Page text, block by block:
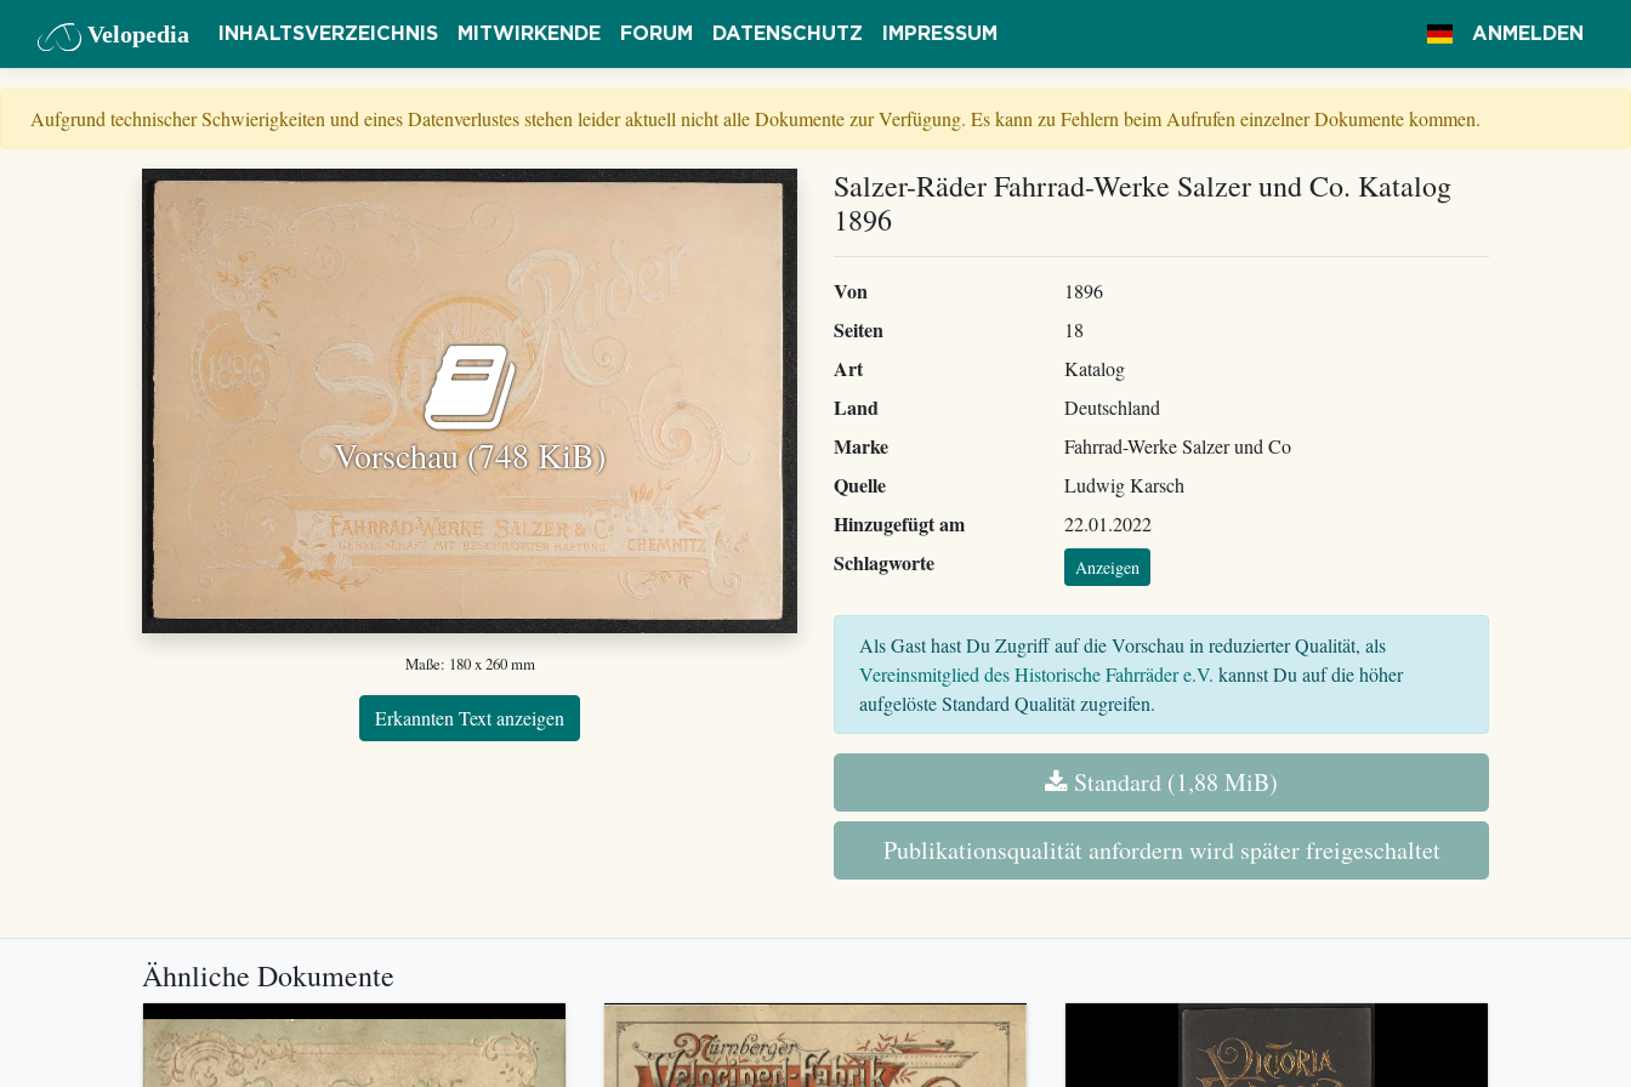
Velopedia INHALTSVERZEICHNIS MITWIRKENDE FORUM DATENSCHUTZ IMPRESSUM ANMELDEN
Aufgrund technischer Schwierigkeiten und eines Datenverlustes stehen leider aktuell nicht alle Dokumente zur Verfügung. Es kann zu Fehlern beim Aufrufen einzelner Dokumente kommen.
Vorschau (748 KiB)
Maße: 180 x 260 mm
Erkannten Text anzeigen
Salzer-Räder Fahrrad-Werke Salzer und Co. Katalog
1896
Von 1896
Seiten 18
Art Katalog
Land Deutschland
Marke Fahrrad-Werke Salzer und Co
Quelle Ludwig Karsch
Hinzugefügt am 22.01.2022
Schlagworte Anzeigen
Als Gast hast Du Zugriff auf die Vorschau in reduzierter Qualität, als
Vereinsmitglied des Historische Fahrräder e.V. kannst Du auf die höher
aufgelöste Standard Qualität zugreifen.
Standard (1,88 MiB)
Publikationsqualität anfordern wird später freigeschaltet
Ähnliche Dokumente